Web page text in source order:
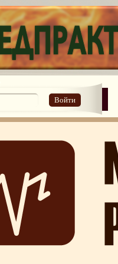
Войти